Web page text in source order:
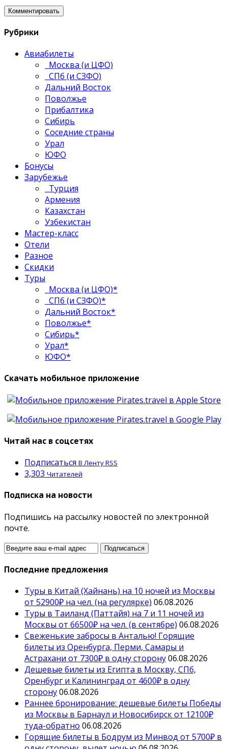
Рубрики
Авиабилеты
Москва (и ЦФО)
СПб (и СЗФО)
Дальний Восток
Поволжье
Прибалтика
Сибирь
Соседние страны
Урал
ЮФО
Бонусы
Зарубежье
Турция
Армения
Казахстан
Узбекистан
Мастер-класс
Отели
Разное
Скидки
Туры
Москва (и ЦФО)*
СПб (и СЗФО)*
Дальний Восток*
Поволжье*
Сибирь*
Урал*
ЮФО*
Скачать мобильное приложение
Читай нас в соцсетях
Подписаться В Ленту RSS
3,303 Читателей
Подписка на новости
Подпишись на рассылку новостей по электронной
почте.
Последние предложения
Туры в Китай (Хайнань) на 10 ночей из Москвы
от 52900₽ на чел. (на регулярке) 06.08.2026
Туры в Таиланд (Паттайя) на 7 и 11 ночей из
Москвы от 66500₽ на чел. (в сентябре) 06.08.2026
Свеженькие забросы в Анталью! Горящие
билеты из Оренбурга, Перми, Самары и
Астрахани от 7300₽ в одну сторону06.08.2026
Дешевые билеты из Египта в Москву, СПб,
Оренбург и Калининград от 4600₽ в одну
сторону06.08.2026
Раннее бронирование: дешевые билеты Победы
из Москвы в Барнаул и Новосибирск от 12100₽
туда-обратно 06.08.2026
Горящие билеты в Бодрум из Минвод от 5700₽ в